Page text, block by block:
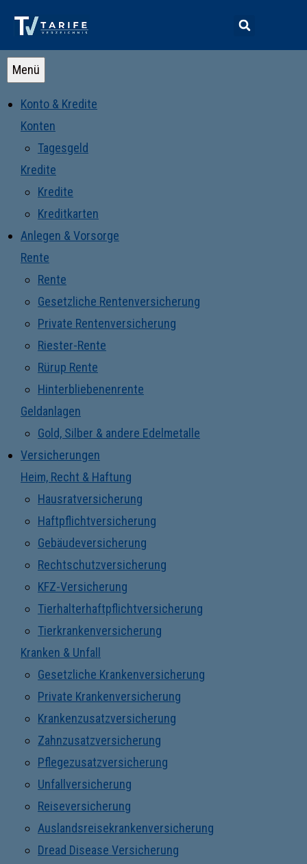
Menü
Konto & Kredite
Konten
Tagesgeld
Kredite
Kredite
Kreditkarten
Anlegen & Vorsorge
Rente
Rente
Gesetzliche Rentenversicherung
Private Rentenversicherung
Riester-Rente
Rürup Rente
Hinterbliebenenrente
Geldanlagen
Gold, Silber & andere Edelmetalle
Versicherungen
Heim, Recht & Haftung
Hausratversicherung
Haftpflichtversicherung
Gebäudeversicherung
Rechtschutzversicherung
KFZ-Versicherung
Tierhalterhaftpflichtversicherung
Tierkrankenversicherung
Kranken & Unfall
Gesetzliche Krankenversicherung
Private Krankenversicherung
Krankenzusatzversicherung
Zahnzusatzversicherung
Pflegezusatzversicherung
Unfallversicherung
Reiseversicherung
Auslandsreisekrankenversicherung
Dread Disease Versicherung